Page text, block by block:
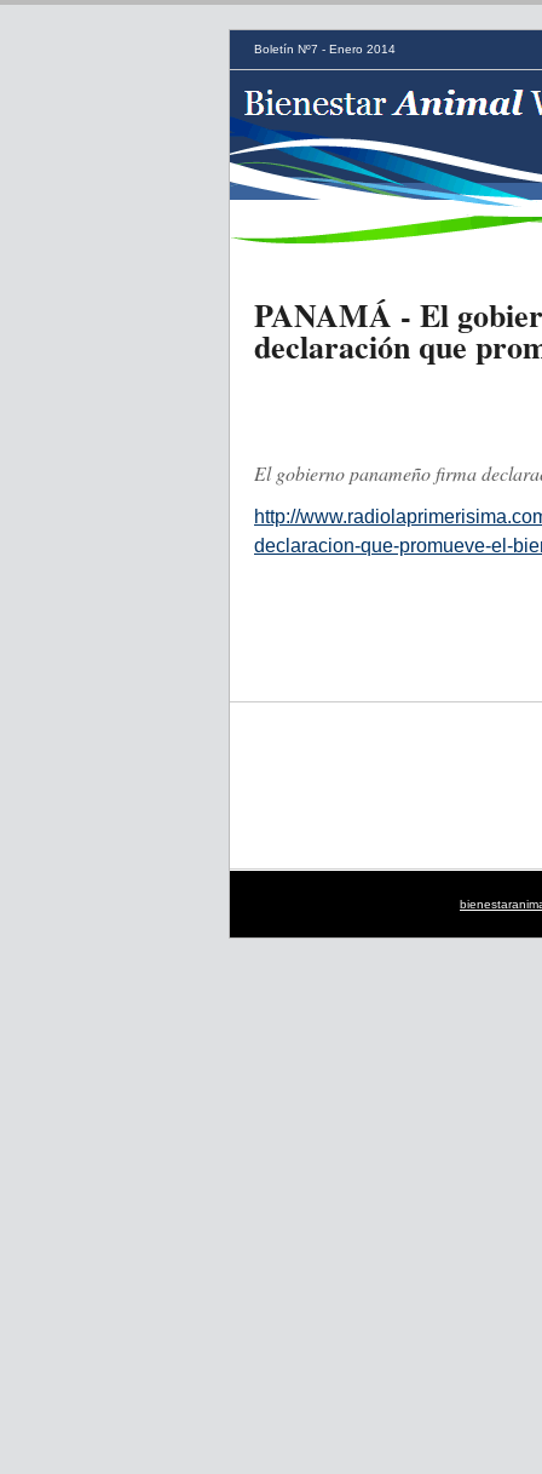
Boletín Nº7 - Enero 2014
PANAMÁ - El
declaración que
El gobierno panameño firma
http://
declaracion-que-promueve-el-